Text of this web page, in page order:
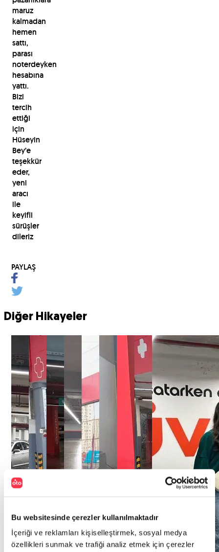
Bu websitesinde çerezler kullanılmaktadır
İçeriği ve reklamları kişiselleştirmek, sosyal medya
özellikleri sunmak ve trafiği analiz etmek için çerezler
maruz
kalmadan
hemen
sattı,
parası
noterdeyken
hesabına
yattı.
Bizi
tercih
ettiği
için
Hüseyin
Bey’e
teşekkür
eder,
yeni
aracı
ile
keyifli
sürüşler
dileriz
PAYLAŞ
Diğer Hikayeler